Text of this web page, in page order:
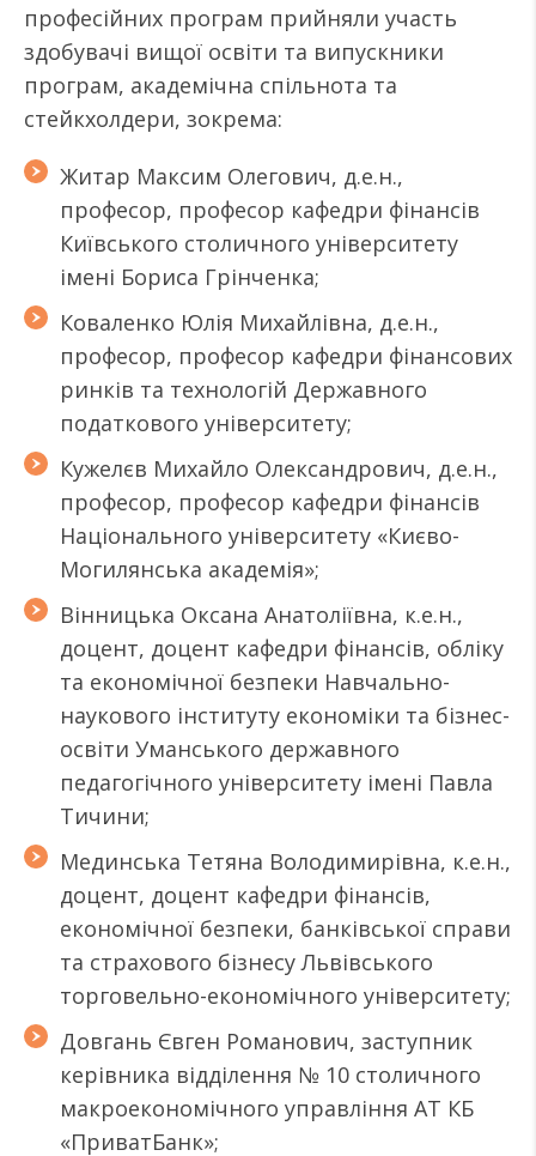
професійних програм прийняли участь
здобувачі вищої освіти та випускники
програм, академічна спільнота та
стейкхолдери, зокрема:
Житар Максим Олегович, д.е.н.,
професор, професор кафедри фінансів
Київського столичного університету
імені Бориса Грінченка;
Коваленко Юлія Михайлівна, д.е.н.,
професор, професор кафедри фінансових
ринків та технологій Державного
податкового університету;
Кужелєв Михайло Олександрович, д.е.н.,
професор, професор кафедри фінансів
Національного університету «Києво-
Могилянська академія»;
Вінницька Оксана Анатоліївна, к.е.н.,
доцент, доцент кафедри фінансів, обліку
та економічної безпеки Навчально-
наукового інституту економіки та бізнес-
освіти Уманського державного
педагогічного університету імені Павла
Тичини;
Мединська Тетяна Володимирівна, к.е.н.,
доцент, доцент кафедри фінансів,
економічної безпеки, банківської справи
та страхового бізнесу Львівського
торговельно-економічного університету;
Довгань Євген Романович, заступник
керівника відділення № 10 столичного
макроекономічного управління АТ КБ
«ПриватБанк»;